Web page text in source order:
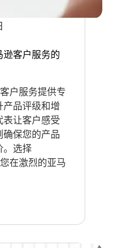
逊客户服务的
户服务提供专
产品评级和增
表让客户感受
确保您的产品
。选择
在激烈的亚马